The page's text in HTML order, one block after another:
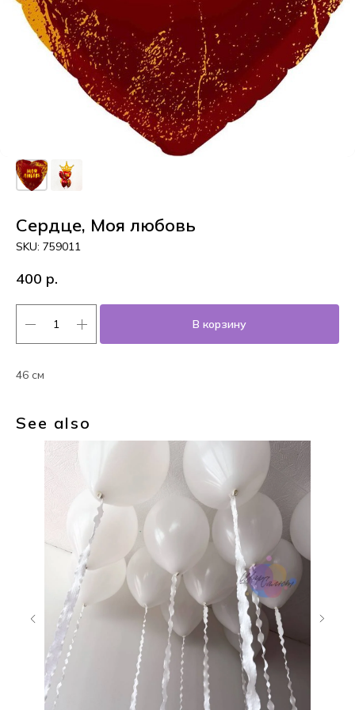
Сердце, Моя любовь
SKU: 759011
400 р.
В корзину
46 см
See also